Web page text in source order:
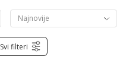
Svi filteri